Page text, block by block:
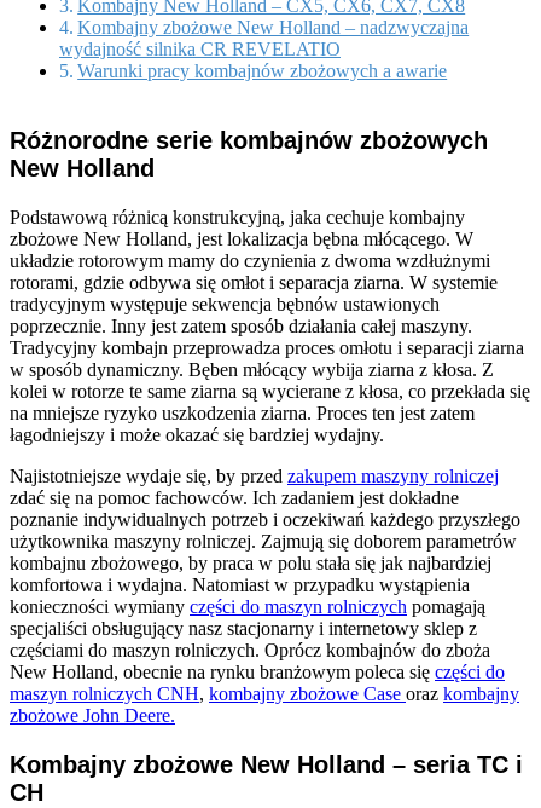
Kombajny New Holland – CX5, CX6, CX7, CX8
Kombajny zbożowe New Holland – nadzwyczajna
wydajność silnika CR REVELATIO
Warunki pracy kombajnów zbożowych a awarie
Różnorodne serie kombajnów zbożowych
New Holland
Podstawową różnicą konstrukcyjną, jaka cechuje kombajny
zbożowe New Holland, jest lokalizacja bębna młócącego. W
układzie rotorowym mamy do czynienia z dwoma wzdłużnymi
rotorami, gdzie odbywa się omłot i separacja ziarna. W systemie
tradycyjnym występuje sekwencja bębnów ustawionych
poprzecznie. Inny jest zatem sposób działania całej maszyny.
Tradycyjny kombajn przeprowadza proces omłotu i separacji ziarna
w sposób dynamiczny. Bęben młócący wybija ziarna z kłosa. Z
kolei w rotorze te same ziarna są wycierane z kłosa, co przekłada się
na mniejsze ryzyko uszkodzenia ziarna. Proces ten jest zatem
łagodniejszy i może okazać się bardziej wydajny.
Najistotniejsze wydaje się, by przed zakupem maszyny rolniczej
zdać się na pomoc fachowców. Ich zadaniem jest dokładne
poznanie indywidualnych potrzeb i oczekiwań każdego przyszłego
użytkownika maszyny rolniczej. Zajmują się doborem parametrów
kombajnu zbożowego, by praca w polu stała się jak najbardziej
komfortowa i wydajna. Natomiast w przypadku wystąpienia
konieczności wymiany części do maszyn rolniczych pomagają
specjaliści obsługujący nasz stacjonarny i internetowy sklep z
częściami do maszyn rolniczych. Oprócz kombajnów do zboża
New Holland, obecnie na rynku branżowym poleca się części do
maszyn rolniczych CNH, kombajny zbożowe Case oraz kombajny
zbożowe John Deere.
Kombajny zbożowe New Holland – seria TC i
CH